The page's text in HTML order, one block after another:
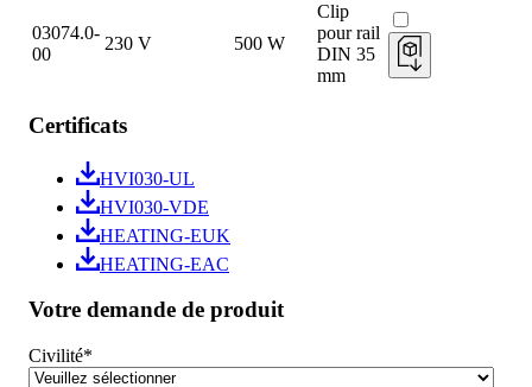
03074.0-
00
230 V 500 W
Clip
pour rail
DIN 35
mm
Certificats
HVI030-UL
HVI030-VDE
HEATING-EUK
HEATING-EAC
Votre demande de produit
Civilité*